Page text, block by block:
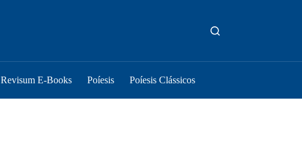
Revisum E-Books Poíesis Poíesis Clássicos